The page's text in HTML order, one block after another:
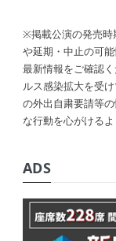
※掲載公演の発売時
や延期・中止の可
最新情報をご確認
ルス感染拡大を受
の外出自粛要請等
な行動を心がけるよ
ADS